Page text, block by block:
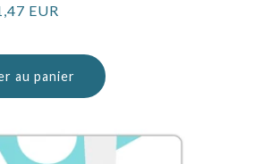
EUR
au panier